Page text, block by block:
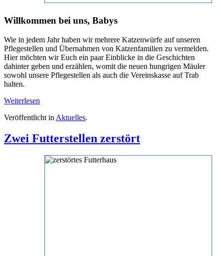
Willkommen bei uns, Babys
Wie in jedem Jahr haben wir mehrere Katzenwürfe auf unseren
Pflegestellen und Übernahmen von Katzenfamilien zu vermelden.
Hier möchten wir Euch ein paar Einblicke in die Geschichten
dahinter geben und erzählen, womit die neuen hungrigen Mäuler
sowohl unsere Pflegestellen als auch die Vereinskasse auf Trab
halten.
Weiterlesen
Veröffentlicht in Aktuelles.
Zwei Futterstellen zerstört